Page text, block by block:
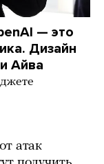
— это
Дизайн
Айва
атак